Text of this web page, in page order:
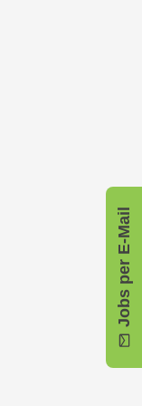
Jobs per E-Mail